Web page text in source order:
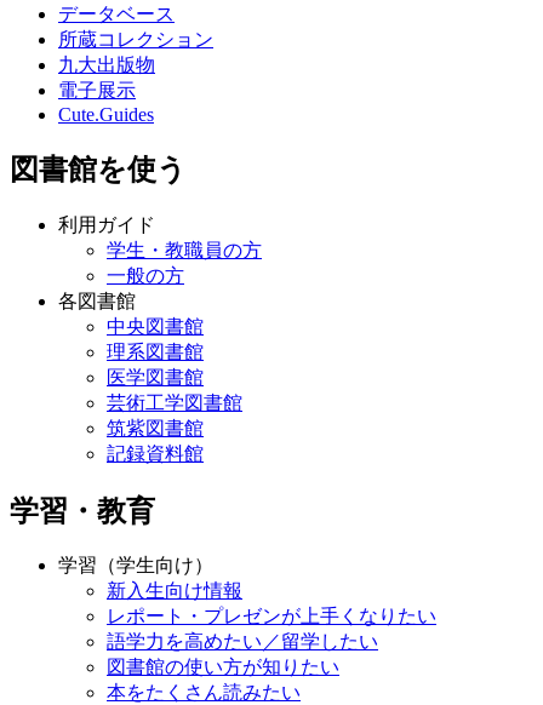
データベース
所蔵コレクション
九大出版物
電子展示
Cute.Guides
図書館を使う
利用ガイド
学生・教職員の方
一般の方
各図書館
中央図書館
理系図書館
医学図書館
芸術工学図書館
筑紫図書館
記録資料館
学習・教育
学習（学生向け）
新入生向け情報
レポート・プレゼンが上手くなりたい
語学力を高めたい／留学したい
図書館の使い方が知りたい
本をたくさん読みたい